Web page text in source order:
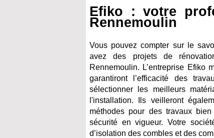
Efiko : votre
Rennemoulin
Vous pouvez compter sur le
avez des projets de
Rennemoulin. L’entreprise Efiko
garantiront l’efficacité des
sélectionner les meilleurs
l'installation. Ils veilleront
méthodes pour des travaux
sécurité en vigueur. Votre
d’isolation des combles et des